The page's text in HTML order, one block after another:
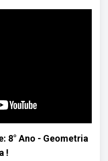
8° Ano - Geometria
!